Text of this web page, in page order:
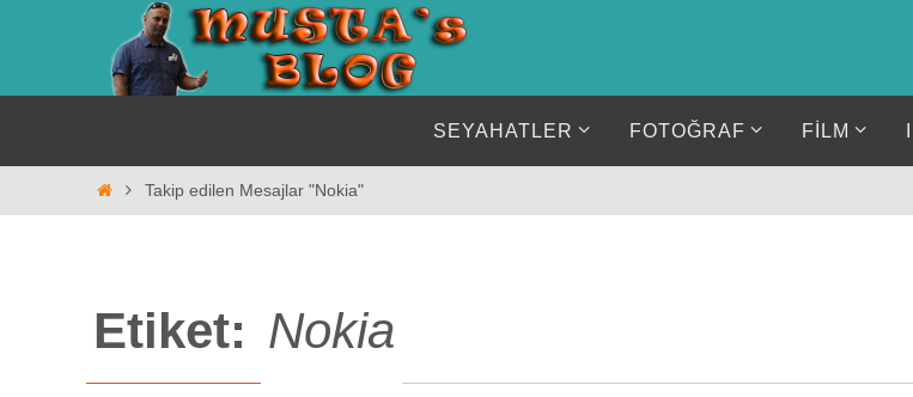
SEYAHATLER FOTOĞRAF FİLM
HomeTakip edilen Mesajlar "Nokia"
Etiket: Nokia